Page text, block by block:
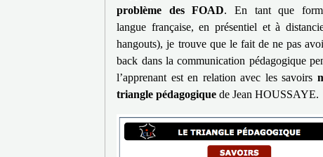
problème des FOAD. En tant que
langue française, en présentiel et à
hangouts), je trouve que le fait de ne pas
back dans la communication pédagogique
l’apprenant est en relation avec les savoirs
triangle pédagogique de Jean HOUSSAYE.